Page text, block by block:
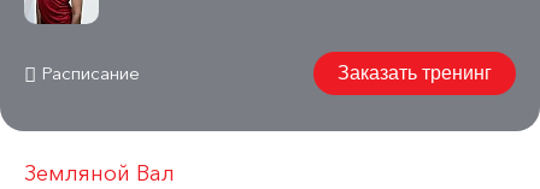
Расписание Заказать тренинг
Земляной Вал